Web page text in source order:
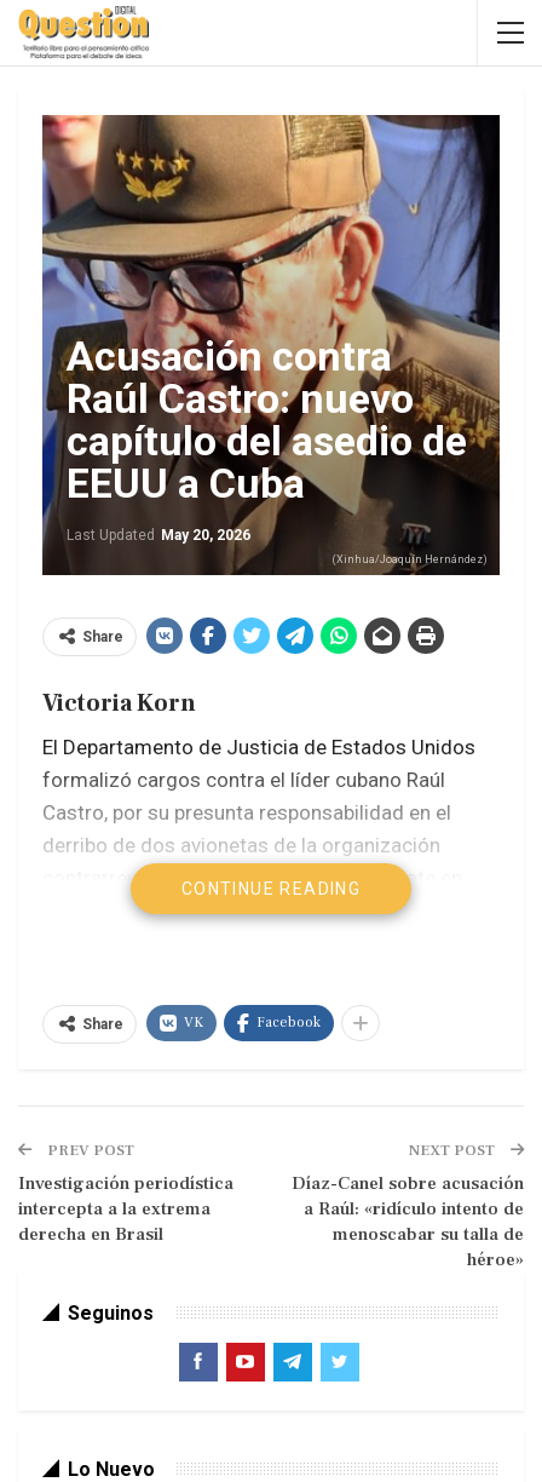
Acusación contra
Raúl Castro: nuevo
capítulo del asedio de
EEUU a Cuba
Last Updated May 20, 2026
(Xinhua/Joaquín Hernández)
Share
Victoria Korn
El Departamento de Justicia de Estados Unidos
formalizó cargos contra el líder cubano Raúl
Castro, por su presunta responsabilidad en el
derribo de dos avionetas de la organización
contrarrevolucionaria Hermanos al Rescate en
febrero de 1996, donde murieron cuatro civiles,
toda la juventud cubana
la nueva escalada del bloqueo de EEUU
La acusación lo señala, en su condición de
ministro de Defensa de la época, como pieza
abatieran las aeronaves, imputándole
conspiración para matar estadounidenses,
asesinato y destrucción de aeronaves civiles.
embargo total, Cuba ha enfrentado un entramado
CONTINUE READING
Share VK Facebook
PREV POST
Investigación periodística
intercepta a la extrema
derecha en Brasil
NEXT POST
Díaz-Canel sobre acusación
a Raúl: «ridículo intento de
menoscabar su talla de
héroe»
Seguinos
Lo Nuevo